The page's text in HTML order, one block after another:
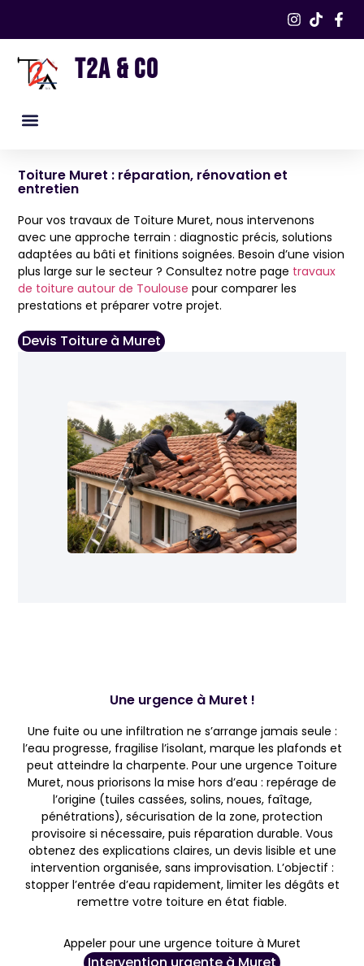
T2A & CO
Toiture Muret : réparation, rénovation et
entretien
Pour vos travaux de Toiture Muret, nous intervenons
avec une approche terrain : diagnostic précis, solutions
adaptées au bâti et finitions soignées. Besoin d’une vision
plus large sur le secteur ? Consultez notre page travaux
de toiture autour de Toulouse pour comparer les
prestations et préparer votre projet.
Devis Toiture à Muret
Une urgence à Muret !
Une fuite ou une infiltration ne s’arrange jamais seule :
l’eau progresse, fragilise l’isolant, marque les plafonds et
peut atteindre la charpente. Pour une urgence Toiture
Muret, nous priorisons la mise hors d’eau : repérage de
l’origine (tuiles cassées, solins, noues, faîtage,
pénétrations), sécurisation de la zone, protection
provisoire si nécessaire, puis réparation durable. Vous
obtenez des explications claires, un devis lisible et une
intervention organisée, sans improvisation. L’objectif :
stopper l’entrée d’eau rapidement, limiter les dégâts et
remettre votre toiture en état fiable.
Appeler pour une urgence toiture à Muret
Intervention urgente à Muret